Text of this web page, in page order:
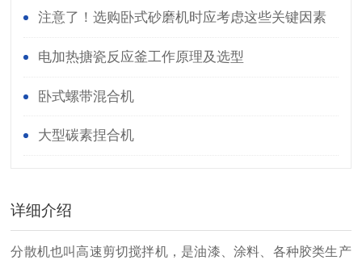
注意了！选购卧式砂磨机时应考虑这些关键因素
电加热搪瓷反应釜工作原理及选型
卧式螺带混合机
大型碳素捏合机
详细介绍
分散机也叫高速剪切搅拌机，是油漆、涂料、各种胶类生产